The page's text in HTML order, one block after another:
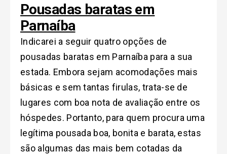
Pousadas baratas em
Parnaíba
Indicarei a seguir quatro opções de
pousadas baratas em Parnaíba para a sua
estada. Embora sejam acomodações mais
básicas e sem tantas firulas, trata-se de
lugares com boa nota de avaliação entre os
hóspedes. Portanto, para quem procura uma
legítima pousada boa, bonita e barata, estas
são algumas das mais bem cotadas da